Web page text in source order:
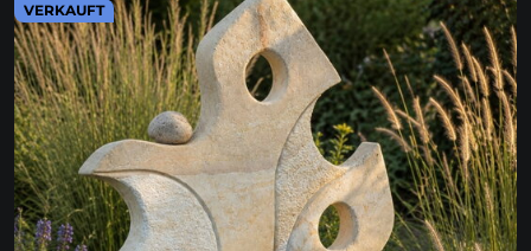
VERKAUFT